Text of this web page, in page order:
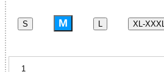
S M L XL-XXXL